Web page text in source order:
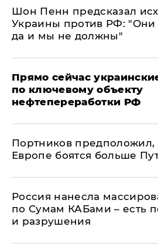
Шон Пенн предсказал
Украины против РФ: "Они
да и мы не должны"
Прямо сейчас
по ключевому объекту
нефтепереработки РФ
Портников предположил,
Европе боятся больше
Россия нанесла
по Сумам КАБами – есть
и разрушения